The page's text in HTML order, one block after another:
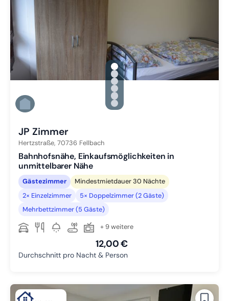
gallery.slide_selector
Zu Slide 1 wechseln
Zu Slide 2 wechseln
Zu Slide 3 wechseln
Zu Slide 4 wechseln
Zu Slide 5 wechseln
Zu Slide 6 wechseln
JP Zimmer
Hertzstraße, 70736 Fellbach
Bahnhofsnähe, Einkaufsmöglichkeiten in
unmittelbarer Nähe
Gästezimmer
Mindestmietdauer 30 Nächte
2× Einzelzimmer
5× Doppelzimmer (2 Gäste)
Mehrbettzimmer (5 Gäste)
+ 9 weitere
12,00 €
Durchschnitt pro Nacht & Person